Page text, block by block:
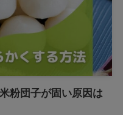
粉団子が固い原因は